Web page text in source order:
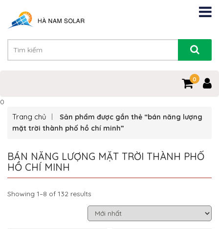
0
0
Trang chủ
Sản phẩm được gắn thẻ “bán năng lượng
mặt trời thành phố hồ chí minh”
BÁN NĂNG LƯỢNG MẶT TRỜI THÀNH PHỐ
HỒ CHÍ MINH
Showing 1–8 of 132 results